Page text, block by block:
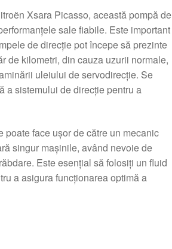
Xsara Picasso, această pompă de
sale fiabile. Este important
de direcție pot începe să prezinte
de kilometri, din cauza uzurii normale,
uleiului de servodirecție. Se
a sistemului de direcție pentru a
face ușor de către un mecanic
singur mașinile, având nevoie de
Este esențial să folosiți un fluid
a asigura funcționarea optimă a